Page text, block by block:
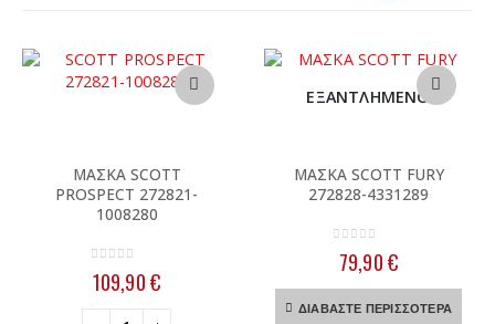
ΜΑΣΚΑ SCOTT
PROSPECT 272821-
1008280
109,90€
ΕΞΑΝΤΛΗΜΈΝΟ
ΜΑΣΚΑ SCOTT FURY
272828-4331289
79,90€
ΔΙΑΒΆΣΤΕ ΠΕΡΙΣΣΌΤΕΡΑ